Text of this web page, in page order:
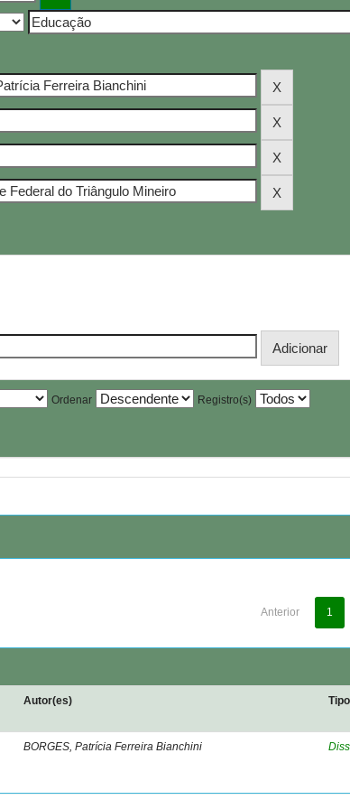
Ordenar Registro(s)
Anterior 1
Autor(es) Tipo
BORGES, Patrícia Ferreira Bianchini